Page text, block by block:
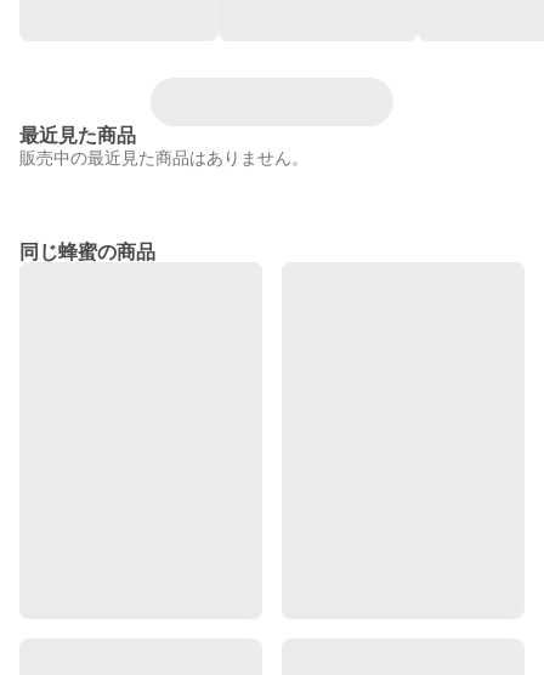
最近見た商品
販売中の最近見た商品はありません。
同じ蜂蜜の商品